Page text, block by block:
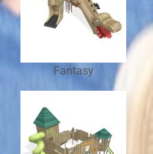
Fantasy